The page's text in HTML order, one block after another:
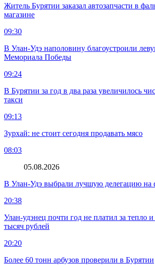
Житель Бурятии заказал автозапчасти в
магазине
09:30
В Улан-Удэ наполовину благоустроили
Мемориала Победы
09:24
В Бурятии за год в два раза увеличилось
такси
09:13
Зурхай: не стоит сегодня продавать мясо
08:03
05.08.2026
В Улан-Удэ выбрали лучшую делегацию на
20:38
Улан-удэнец почти год не платил за тепло
тысяч рублей
20:20
Более 60 тонн арбузов проверили в Бурятии